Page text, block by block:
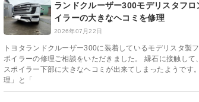
ランドクルーザー300モデリスタフロ
イラーの大きなヘコミを修理
2026年07月22日
トヨタランドクルーザー300に装着しているモデリスタ製
ポイラーの修理ご相談をいただきました。 縁石に接触して
スポイラー下部に大きなヘコミが出来てしまったようです
理」と「